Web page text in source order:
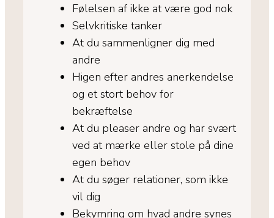
Følelsen af ikke at være god nok
Selvkritiske tanker
At du sammenligner dig med
andre
Higen efter andres anerkendelse
og et stort behov for
bekræftelse
At du pleaser andre og har svært
ved at mærke eller stole på dine
egen behov
At du søger relationer, som ikke
vil dig
Bekymring om hvad andre synes